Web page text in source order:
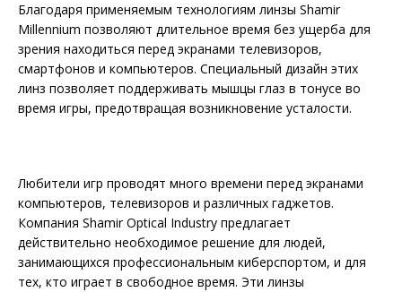
Благодаря применяемым технологиям линзы Sha­mir
Millennium позволяют длительное время без ущерба для
зрения находиться перед экранами телевизоров,
смартфонов и компьютеров. Спе­циальный дизайн этих
линз позволяет поддерживать мышцы глаз в тонусе во
время игры, предот­вращая возникновение усталости.
Любители игр проводят много времени перед экранами
компьютеров, телевизоров и различных гаджетов.
Компания Shamir Optical Industry предлагает
действительно необходимое решение для людей,
занимающихся профессиональным киберспортом, и для
тех, кто играет в свободное время. Эти линзы